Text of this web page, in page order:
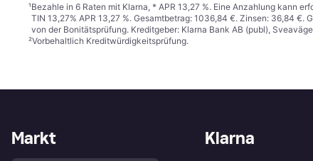
¹Bezahle in 6 Raten mit Klarna, * APR 13,27 %. Eine Anzahlung kann
TIN 13,27% APR 13,27 %. Gesamtbetrag: 1036,84 €. Zinsen: 36,84
von der Bonitätsprüfung. Kreditgeber: Klarna Bank AB (publ),
²Vorbehaltlich Kreditwürdigkeitsprüfung.
Klarna
Markt